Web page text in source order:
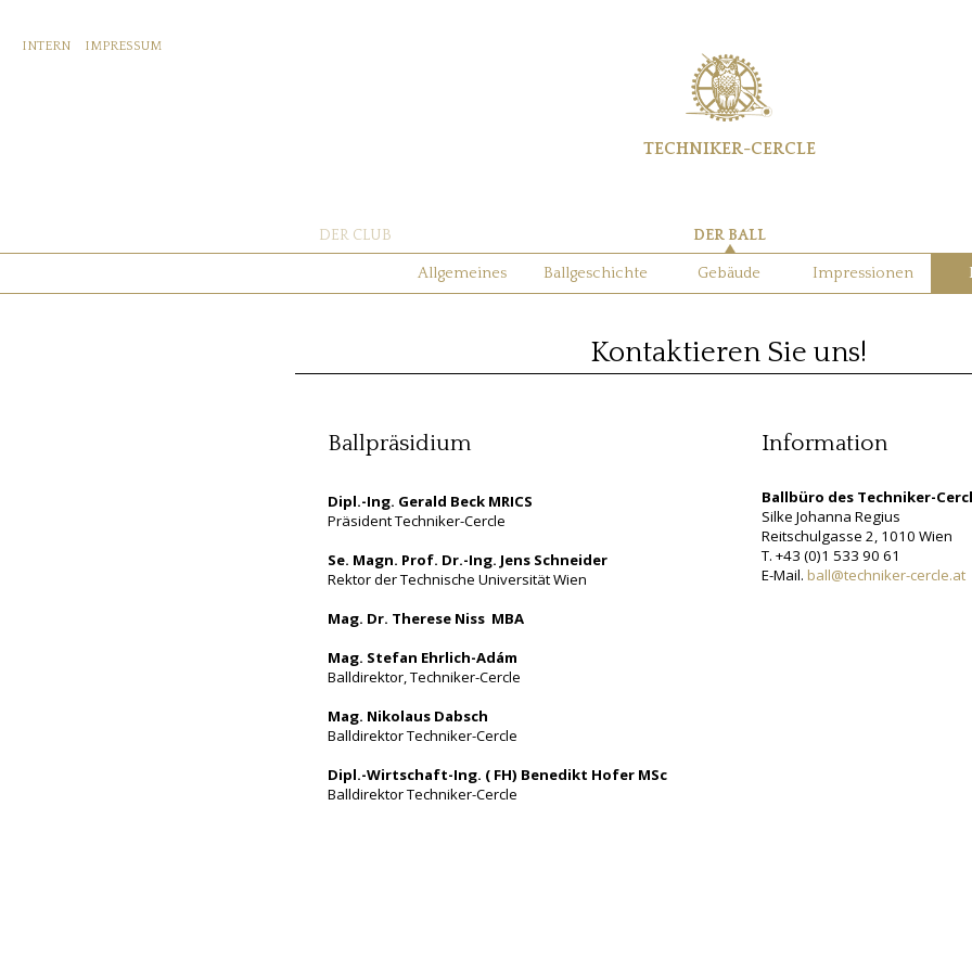
INTERN IMPRESSUM
TECHNIKER-CERCLE
DER CLUB DER BALL
Allgemeines Ballgeschichte Gebäude Impressionen
Kontaktieren Sie uns!
Ballpräsidium
Dipl.-Ing. Gerald Beck MRICS
Präsident Techniker-Cercle
Se. Magn. Prof. Dr.-Ing. Jens Schneider
Rektor der Technische Universität Wien
Mag. Dr. Therese Niss MBA
Mag. Stefan Ehrlich-Adám
Balldirektor, Techniker-Cercle
Mag. Nikolaus Dabsch
Balldirektor Techniker-Cercle
Dipl.-Wirtschaft-Ing. ( FH) Benedikt Hofer MSc
Balldirektor Techniker-Cercle
Information
Ballbüro des Techniker-
Silke Johanna Regius
Reitschulgasse 2, 1010 Wien
T. +43 (0)1 533 90 61
E-Mail. ball@techniker-cercle.at